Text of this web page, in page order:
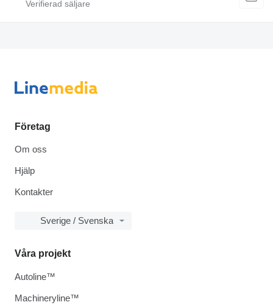
Företag
Om oss
Hjälp
Kontakter
Sverige / Svenska
Våra projekt
Autoline™
Machineryline™